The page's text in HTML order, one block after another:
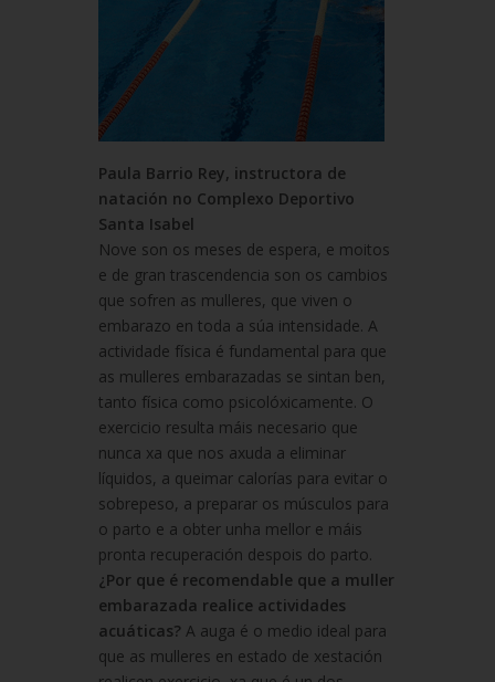
Paula Barrio Rey, instructora de
natación no Complexo Deportivo
Santa Isabel
Nove son os meses de espera, e moitos
e de gran trascendencia son os cambios
que sofren as mulleres, que viven o
embarazo en toda a súa intensidade. A
actividade física é fundamental para que
as mulleres embarazadas se sintan ben,
tanto física como psicolóxicamente. O
exercicio resulta máis necesario que
nunca xa que nos axuda a eliminar
líquidos, a queimar calorías para evitar o
sobrepeso, a preparar os músculos para
o parto e a obter unha mellor e máis
pronta recuperación despois do parto.
¿Por que é recomendable que a muller
embarazada realice actividades
acuáticas? A auga é o medio ideal para
que as mulleres en estado de xestación